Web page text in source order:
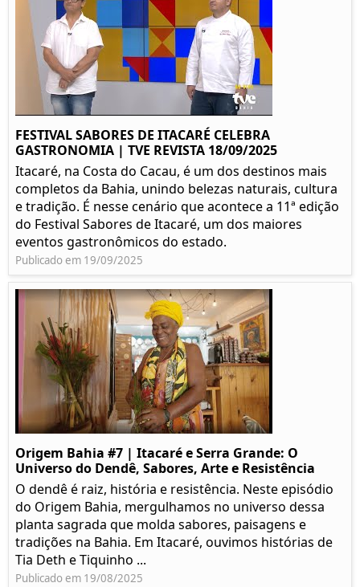
FESTIVAL SABORES DE ITACARÉ CELEBRA
GASTRONOMIA | TVE REVISTA 18/09/2025
Itacaré, na Costa do Cacau, é um dos destinos mais
completos da Bahia, unindo belezas naturais, cultura
e tradição. É nesse cenário que acontece a 11ª edição
do Festival Sabores de Itacaré, um dos maiores
eventos gastronômicos do estado.
Publicado em 19/09/2025
Origem Bahia #7 | Itacaré e Serra Grande: O
Universo do Dendê, Sabores, Arte e Resistência
O dendê é raiz, história e resistência. Neste episódio
do Origem Bahia, mergulhamos no universo dessa
planta sagrada que molda sabores, paisagens e
tradições na Bahia. Em Itacaré, ouvimos histórias de
Tia Deth e Tiquinho ...
Publicado em 19/08/2025